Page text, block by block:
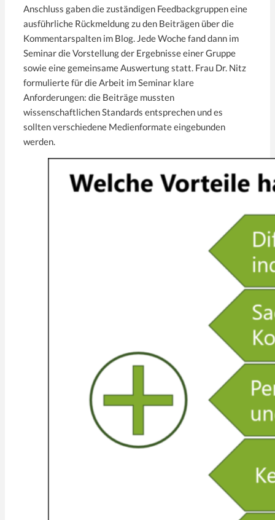
Anschluss gaben die zuständigen Feedbackgruppen eine
ausführliche Rückmeldung zu den Beiträgen über die
Kommentarspalten im Blog. Jede Woche fand dann im
Seminar die Vorstellung der Ergebnisse einer Gruppe
sowie eine gemeinsame Auswertung statt. Frau Dr. Nitz
formulierte für die Arbeit im Seminar klare
Anforderungen: die Beiträge mussten
wissenschaftlichen Standards entsprechen und es
sollten verschiedene Medienformate eingebunden
werden.